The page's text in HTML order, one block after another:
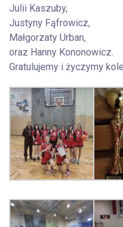
Julii Kaszuby,
Justyny Fąfrowicz,
Małgorzaty Urban,
oraz Hanny Kononowicz.
Gratulujemy i życzymy